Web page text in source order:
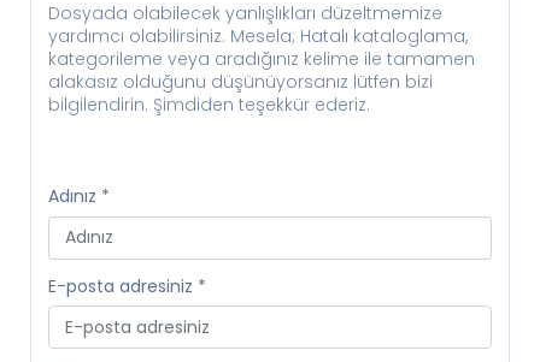
Dosyada olabilecek yanlışlıkları düzeltmemize
yardımcı olabilirsiniz. Mesela; Hatalı kataloglama,
kategorileme veya aradığınız kelime ile tamamen
alakasız olduğunu düşünüyorsanız lütfen bizi
bilgilendirin. Şimdiden teşekkür ederiz.
Adınız *
E-posta adresiniz *